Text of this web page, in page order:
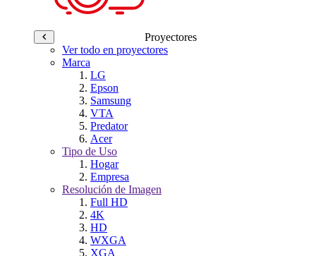
Proyectores
Ver todo en proyectores
Marca
LG
Epson
Samsung
VTA
Predator
Acer
Tipo de Uso
Hogar
Empresa
Resolución de Imagen
Full HD
4K
HD
WXGA
XGA